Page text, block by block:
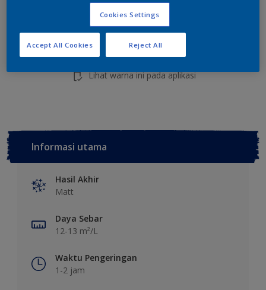
Tambahkan ke Ruang Kerja
Lihat warna ini pada aplikasi
Informasi utama
Hasil Akhir
Matt
Daya Sebar
12-13 m²/L
Waktu Pengeringan
1-2 jam
Cookies Settings
Reject All
Accept All Cookies